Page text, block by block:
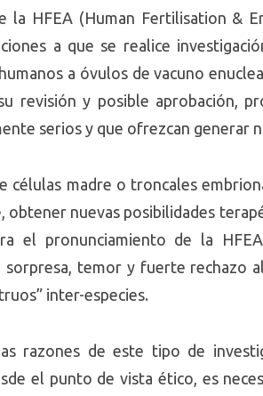
la HFEA (Human Fertilisation &
a que se realice
a óvulos de vacuno
revisión y posible aprobación,
serios y que ofrezcan generar
células madre o troncales
obtener nuevas posibilidades
el pronunciamiento de la
temor y fuerte rechazo
inter-especies.
razones de este tipo de
el punto de vista ético, es